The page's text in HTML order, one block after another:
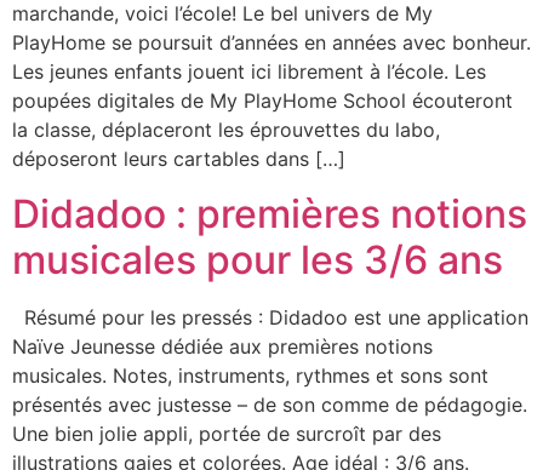
marchande, voici l’école! Le bel univers de My
PlayHome se poursuit d’années en années avec bonheur.
Les jeunes enfants jouent ici librement à l’école. Les
poupées digitales de My PlayHome School écouteront
la classe, déplaceront les éprouvettes du labo,
déposeront leurs cartables dans […]
Didadoo : premières notions
musicales pour les 3/6 ans
Résumé pour les pressés : Didadoo est une application
Naïve Jeunesse dédiée aux premières notions
musicales. Notes, instruments, rythmes et sons sont
présentés avec justesse – de son comme de pédagogie.
Une bien jolie appli, portée de surcroît par des
illustrations gaies et colorées. Age idéal : 3/6 ans.